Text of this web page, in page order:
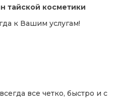
тайской косметики
к Вашим услугам!
все четко, быстро и с